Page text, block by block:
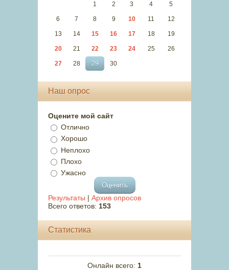
1 2 3 4 5
6 7 8 9 10 11 12
13 14 15 16 17 18 19
20 21 22 23 24 25 26
27 28 29 30
Наш опрос
Оцените мой сайт
Отлично
Хорошо
Неплохо
Плохо
Ужасно
Результаты | Архив опросов
Всего ответов: 153
Статистика
Онлайн всего: 1